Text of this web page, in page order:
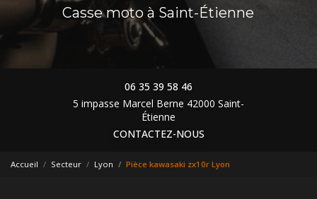
Casse moto à Saint-Étienne
06 35 39 58 46
5 impasse Marcel Berne 42000 Saint-
Étienne
CONTACTEZ-NOUS
Accueil Secteur Lyon Pièce kawasaki zx10r Lyon